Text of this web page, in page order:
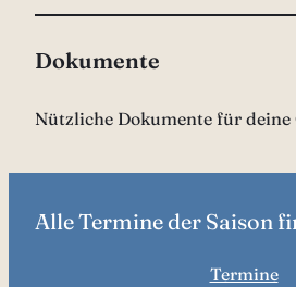
Dokumente
Nützliche Dokumente für deine
Alle Termine der Saison
Termine